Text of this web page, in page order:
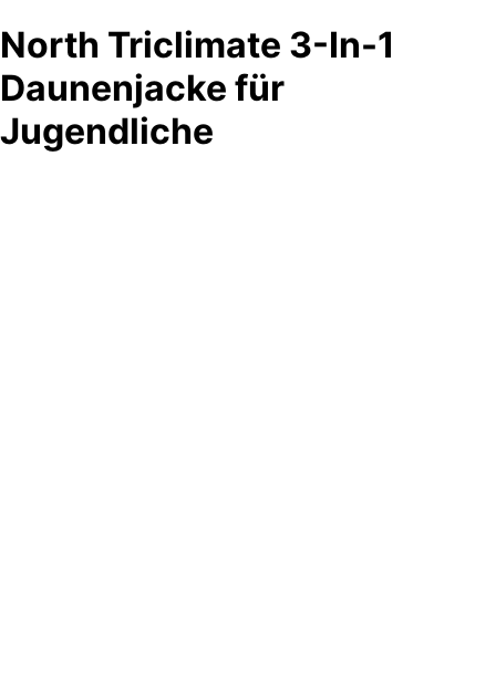
North Triclimate 3-In-1
Daunenjacke für
Jugendliche